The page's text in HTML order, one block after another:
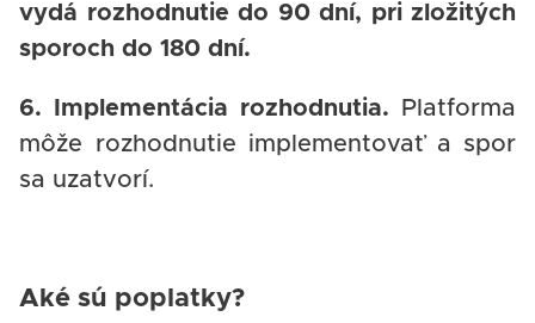
vydá rozhodnutie do 90 dní, pri zložitých
sporoch do 180 dní.
6. Implementácia rozhodnutia.
Platforma
môže rozhodnutie implementovať a spor
sa uzatvorí.
Aké sú poplatky?